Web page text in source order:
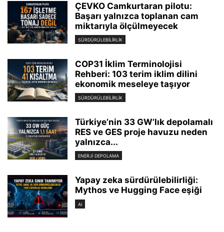
ÇEVKO Camkurtaran pilotu:
Başarı yalnızca toplanan cam
miktarıyla ölçülmeyecek
SÜRDÜRÜLEBILIRLIK
COP31 İklim Terminolojisi
Rehberi: 103 terim iklim dilini
ekonomik meseleye taşıyor
SÜRDÜRÜLEBILIRLIK
Türkiye’nin 33 GW’lık depolamalı
RES ve GES proje havuzu neden
yalnızca...
ENERJI DEPOLAMA
Yapay zeka sürdürülebilirliği:
Mythos ve Hugging Face eşiği
AI